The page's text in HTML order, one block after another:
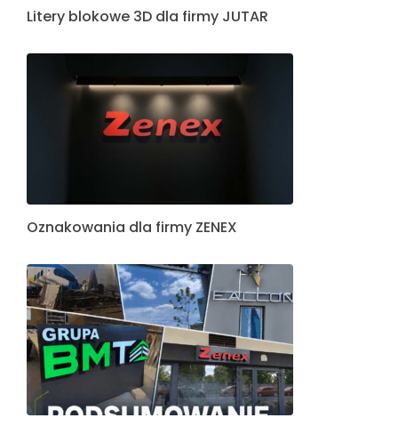
Litery blokowe 3D dla firmy JUTAR
Oznakowania dla firmy ZENEX